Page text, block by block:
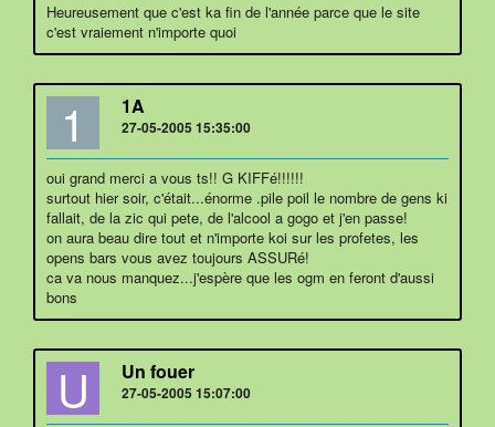
Heureusement que c'est ka fin de l'année parce que le site
c'est vraiement n'importe quoi
1 1A
27-05-2005 15:35:00
oui grand merci a vous ts!! G KIFFé!!!!!!
surtout hier soir, c'était...énorme .pile poil le nombre de gens ki
fallait, de la zic qui pete, de l'alcool a gogo et j'en passe!
on aura beau dire tout et n'importe koi sur les profetes, les
opens bars vous avez toujours ASSURé!
ca va nous manquez...j'espère que les ogm en feront d'aussi
bons
U Un fouer
27-05-2005 15:07:00